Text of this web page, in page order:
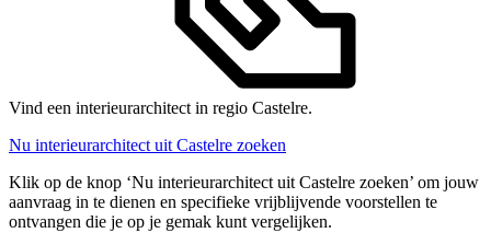
Vind een interieurarchitect in regio Castelre.
Nu interieurarchitect uit Castelre zoeken
Klik op de knop ‘Nu interieurarchitect uit Castelre zoeken’ om jouw
aanvraag in te dienen en specifieke vrijblijvende voorstellen te
ontvangen die je op je gemak kunt vergelijken.